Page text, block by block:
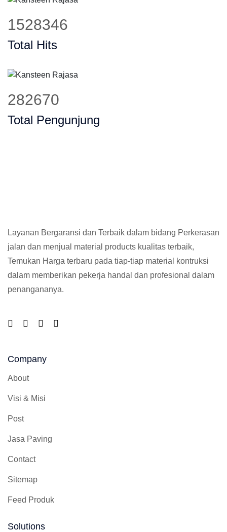
1932392
Total Hits
357398
Total Pengunjung
Layanan Bergaransi dan Terbaik dalam bidang Perkerasan
jalan dan menjual material products kualitas terbaik,
Temukan Harga terbaru pada tiap-tiap material kontruksi
dalam memberikan pekerja handal dan profesional dalam
penangananya.
Company
About
Visi & Misi
Post
Jasa Paving
Contact
Sitemap
Feed Produk
Solutions